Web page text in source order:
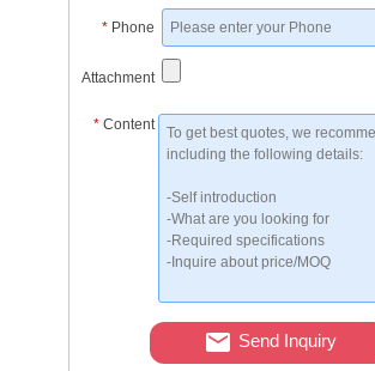
* Phone
Attachment
* Content
Send Inquiry